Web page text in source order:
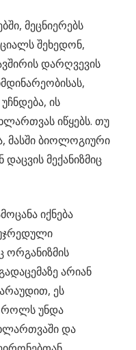
მეცნიერებს
შეხედონ,
დარღვევის
ის
იწყებს. თუ
მასში ბიოლოგიური
დაცვის მექანიზმიც
იქნება
ორგანიზმის
არიან
ეს
როლს უნდა
და